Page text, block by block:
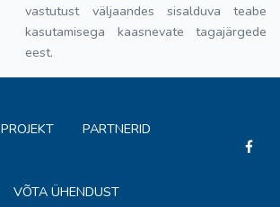
vastutust väljaandes sisalduva teabe
kasutamisega kaasnevate tagajärgede
eest.
PROJEKT PARTNERID
VÕTA ÜHENDUST